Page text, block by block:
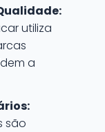
utiliza
a
são